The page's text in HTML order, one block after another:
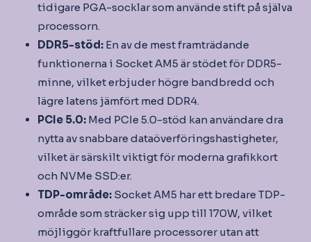
tidigare PGA-socklar som använde stift på själva
processorn.
DDR5-stöd: En av de mest framträdande
funktionerna i Socket AM5 är stödet för DDR5-
minne, vilket erbjuder högre bandbredd och
lägre latens jämfört med DDR4.
PCIe 5.0: Med PCIe 5.0-stöd kan användare dra
nytta av snabbare dataöverföringshastigheter,
vilket är särskilt viktigt för moderna grafikkort
och NVMe SSD:er.
TDP-område: Socket AM5 har ett bredare TDP-
område som sträcker sig upp till 170W, vilket
möjliggör kraftfullare processorer utan att